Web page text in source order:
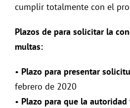
cumplir totalmente con el
Plazos de para solicitar la
multas:
• Plazo para presentar
febrero de 2020
• Plazo para que la